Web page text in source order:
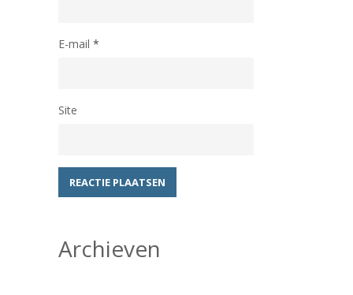
E-mail *
Site
Archieven